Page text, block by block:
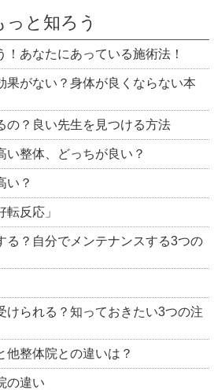
と知ろう
！あなたにあっている施術法！
果がない？身体が良くならない本
の？良い先生を見つける方法
い整体、どっちが良い？
い？
反応」
る？自分でメンテナンスする3つの
けられる？知っておきたい3つの注
他整体院との違いは？
の違い